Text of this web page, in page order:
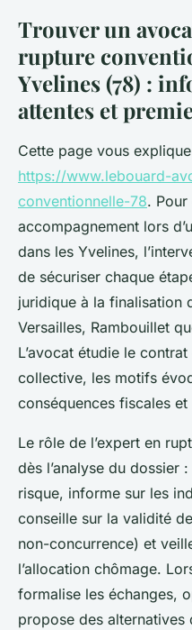
Trouver un
rupture
Yvelines (78) :
attentes et
Cette page vous
https://www.lebouard-
conventionnelle-78.
accompagnement lors
dans les Yvelines,
de sécuriser chaque
juridique à la finalisation
Versailles, Rambouillet
L’avocat étudie le
collective, les motifs
conséquences fiscales et
Le rôle de l’expert en
dès l’analyse du dossier
risque, informe sur les
conseille sur la validité
non-concurrence) et
l’allocation chômage.
formalise les échanges,
propose des alternatives